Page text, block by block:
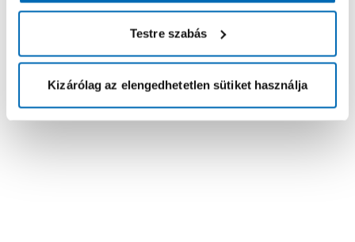
Testre szabás
Kizárólag az elengedhetetlen sütiket használja